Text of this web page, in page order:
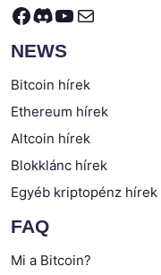
Facebook
Discord
YouTube
Mail
NEWS
Bitcoin hírek
Ethereum hírek
Altcoin hírek
Blokklánc hírek
Egyéb kriptopénz hírek
FAQ
Mi a Bitcoin?